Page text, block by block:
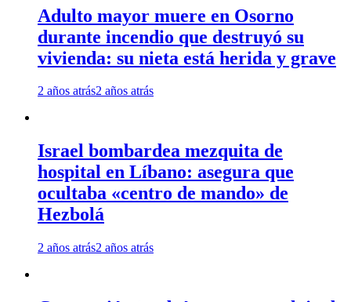
Adulto mayor muere en Osorno
durante incendio que destruyó su
vivienda: su nieta está herida y grave
2 años atrás2 años atrás
Israel bombardea mezquita de
hospital en Líbano: asegura que
ocultaba «centro de mando» de
Hezbolá
2 años atrás2 años atrás